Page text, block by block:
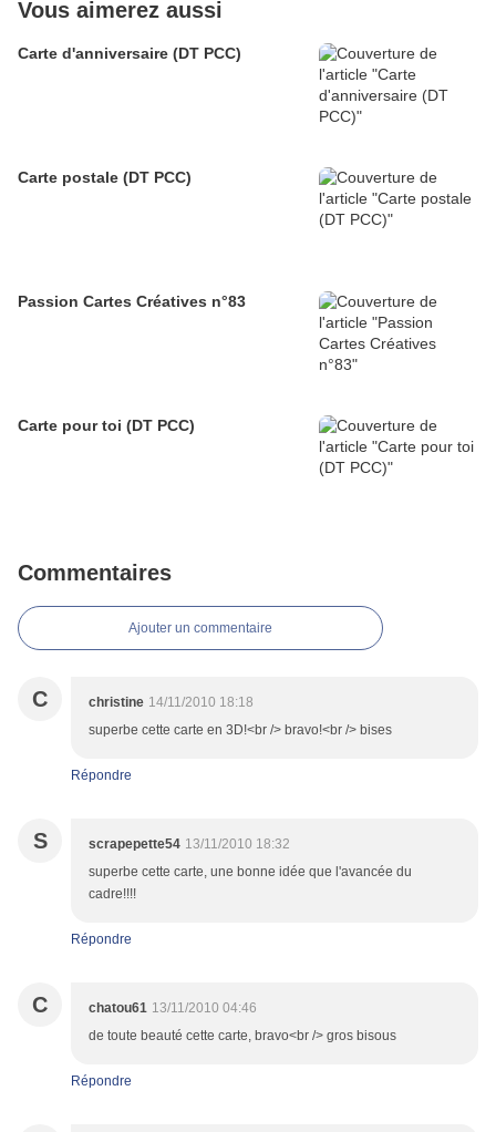
Vous aimerez aussi
Carte d'anniversaire (DT PCC)
Carte postale (DT PCC)
Passion Cartes Créatives n°83
Carte pour toi (DT PCC)
Commentaires
Ajouter un commentaire
C christine 14/11/2010 18:18
superbe cette carte en 3D!<br /> bravo!<br /> bises
Répondre
S scrapepette54 13/11/2010 18:32
superbe cette carte, une bonne idée que l'avancée du
cadre!!!!
Répondre
C chatou61 13/11/2010 04:46
de toute beauté cette carte, bravo<br /> gros bisous
Répondre